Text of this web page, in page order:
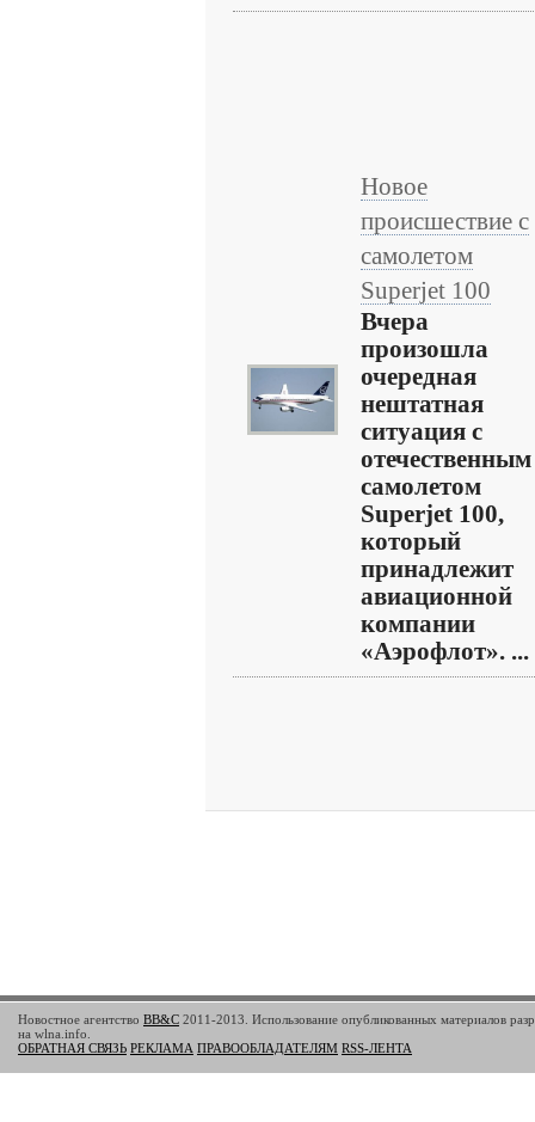
Новое
происшествие с
самолетом
Superjet 100
Вчера
произошла
очередная
нештатная
ситуация с
отечественным
самолетом
Superjet 100,
который
принадлежит
авиационной
компании
«Аэрофлот». ...
Новостное агентство BB&C 2011-2013. Использование опубликованных материалов
на wlna.info.
ОБРАТНАЯ СВЯЗЬ РЕКЛАМА ПРАВООБЛАДАТЕЛЯМ RSS-ЛЕНТА